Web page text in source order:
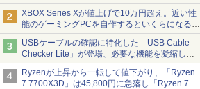
[8月前半のメモリ価格]
XBOX Series Xが値上げで10万円超え。近い性
能のゲーミングPCを自作するといくらになる？
【石田賀津男の『酒の肴にPCゲーム』】
USBケーブルの確認に特化した「USB Cable
Checker Lite」が登場、必要な機能を凝縮しコ
ンパクトに 7日発売
Ryzenが上昇から一転して値下がり、「Ryzen
7 7700X3D」は45,800円に急落し「Ryzen 7